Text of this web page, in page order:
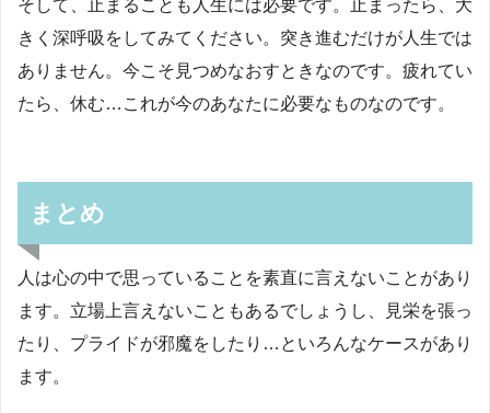
そして、止まることも人生には必要です。止まったら、大
きく深呼吸をしてみてください。突き進むだけが人生では
ありません。今こそ見つめなおすときなのです。疲れてい
たら、休む…これが今のあなたに必要なものなのです。
まとめ
人は心の中で思っていることを素直に言えないことがあり
ます。立場上言えないこともあるでしょうし、見栄を張っ
たり、プライドが邪魔をしたり…といろんなケースがあり
ます。